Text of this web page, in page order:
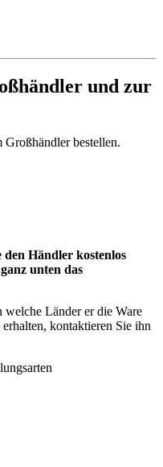
und zur
bestellen.
Händler kostenlos
unten das
welche Länder er die Ware
kontaktieren Sie ihn